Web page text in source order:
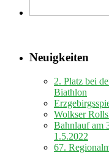
Neuigkeiten
2. Platz bei
Biathlon
Wolkser
Bahnlauf am
1.5.2022
67.